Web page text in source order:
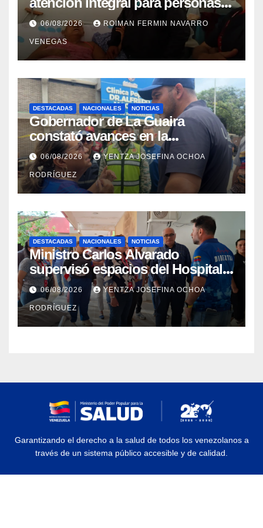
con discapacidad en
campamentos de La Guaira
06/08/2026 ROIMAN FERMIN NAVARRO
VENEGAS
DESTACADAS NACIONALES NOTICIAS
Gobernador de La Guaira
constató avances en la
rehabilitación del Hospitalito de
Catia la Mar
06/08/2026 YENTZA JOSEFINA OCHOA
RODRÍGUEZ
DESTACADAS NACIONALES NOTICIAS
Ministro Carlos Alvarado
supervisó espacios del Hospital
Dermatológico Dr. Martín Vegas
en La Guaira
06/08/2026 YENTZA JOSEFINA OCHOA
RODRÍGUEZ
Garantizando el derecho a la salud de todos los venezolanos a
través de un sistema público accesible y de calidad.